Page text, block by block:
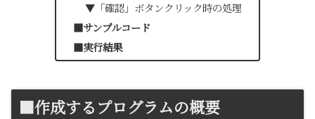
▼「確認」ボタンクリック時の処理
■サンプルコード
■実行結果
■作成するプログラムの概要